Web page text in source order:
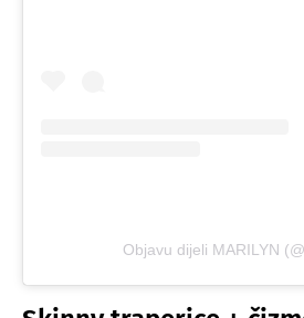
Objavu dijeli MARILYN